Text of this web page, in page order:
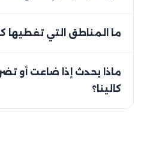
ما المناطق التي تغطيها
ماذا يحدث إذا ضاعت أو
كالينا؟